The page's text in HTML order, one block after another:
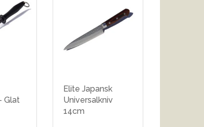
Glat
Elite Japansk
Universalkniv
14cm